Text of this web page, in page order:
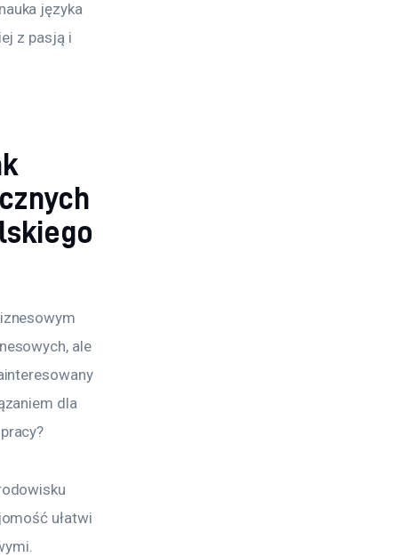
języka
z pasją i
ale
dla
ułatwi